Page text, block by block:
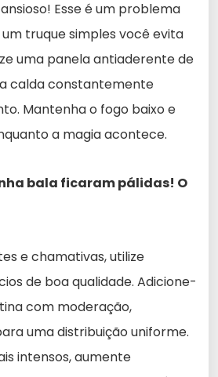
Esse é um problema
truque simples você evita
uma panela antiaderente de
calda constantemente
Mantenha o fogo baixo e
a magia acontece.
bala ficaram pálidas! O
e chamativas, utilize
de boa qualidade. Adicione-
com moderação,
uma distribuição uniforme.
intensos, aumente